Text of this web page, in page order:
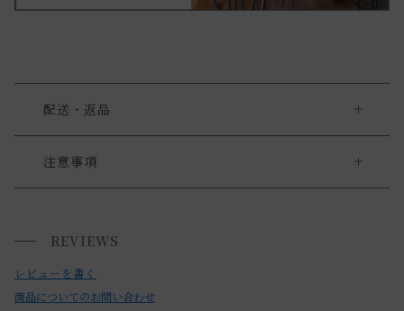
配送・返品
大型商品をご購入の際の注意点
搬入経路によっては、建物入り口や通路のサイズにより、 商
品を設置場所に搬入ができない場合がございます。
必ず商品サイズ、搬入経路をご確認下さい。
注意事項
いとしてご理解頂いた上でご購入下さい。
・天然木の特性上、色味や木目など個体差がございます。一
点一点異なる天然木の表情を個性としてお楽しみください。
REVIEWS
レビューを書く
商品についてのお問い合わせ